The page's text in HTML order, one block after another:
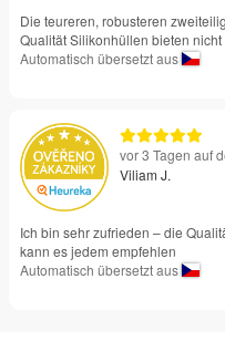
Die teureren, robusteren
Qualität Silikonhüllen bieten
Automatisch übersetzt aus
vor 3 Tagen auf
Viliam J.
Ich bin sehr zufrieden – die
kann es jedem empfehlen
Automatisch übersetzt aus